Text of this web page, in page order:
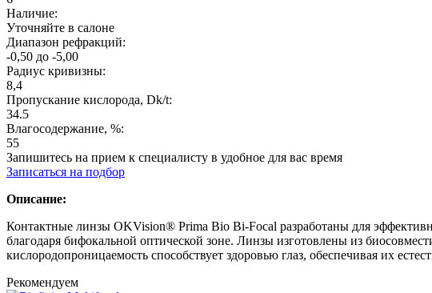
Наличие:
Уточняйте в салоне
Диапазон рефракций:
-0,50 до -5,00
Радиус кривизны:
8,4
Пропускание кислорода, Dk/t:
34.5
Влагосодержание, %:
55
Запишитесь на прием к специалисту в удобное для вас время
Записаться на подбор
Описание:
Контактные линзы OKVision® Prima Bio Bi-Focal разработаны для
благодаря бифокальной оптической зоне. Линзы изготовлены из
кислородопроницаемость способствует здоровью глаз, обеспечивая их
Рекомендуем